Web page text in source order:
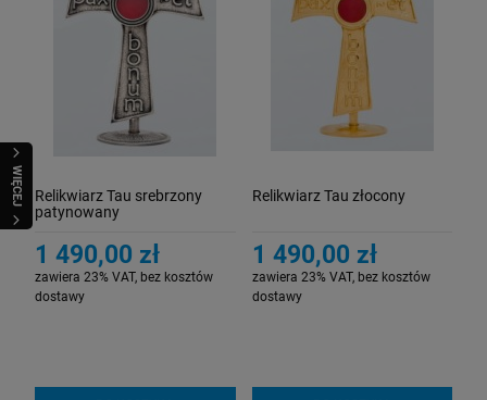
WIĘCEJ
Relikwiarz Tau srebrzony
patynowany
1 490,00 zł
zawiera 23% VAT, bez kosztów
dostawy
Relikwiarz Tau złocony
1 490,00 zł
zawiera 23% VAT, bez kosztów
dostawy